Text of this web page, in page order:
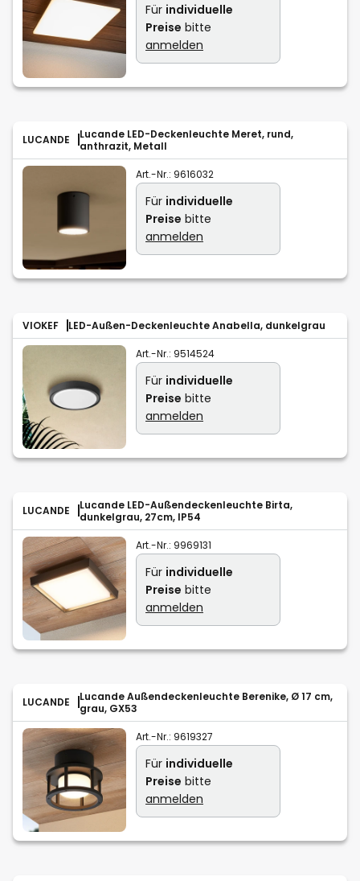
Für individuelle
Preise bitte
anmelden
LUCANDE
Lucande LED-Deckenleuchte Meret, rund,
anthrazit, Metall
Art.-Nr.: 9616032
Für individuelle
Preise bitte
anmelden
VIOKEF LED-Außen-Deckenleuchte Anabella, dunkelgrau
Art.-Nr.: 9514524
Für individuelle
Preise bitte
anmelden
LUCANDE
Lucande LED-Außendeckenleuchte Birta,
dunkelgrau, 27cm, IP54
Art.-Nr.: 9969131
Für individuelle
Preise bitte
anmelden
LUCANDE
Lucande Außendeckenleuchte Berenike, Ø 17 cm,
grau, GX53
Art.-Nr.: 9619327
Für individuelle
Preise bitte
anmelden